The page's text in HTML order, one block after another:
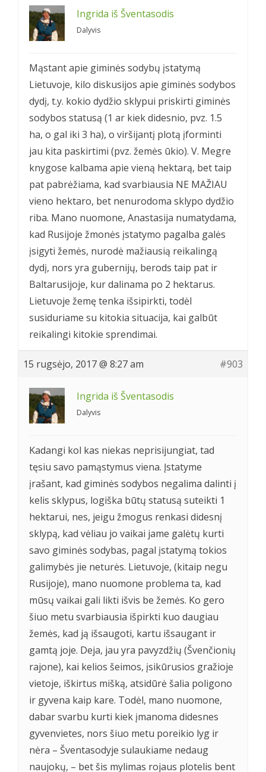
Ingrida iš Šventasodis
Dalyvis
Mąstant apie giminės sodybų įstatymą
Lietuvoje, kilo diskusijos apie giminės sodybos
dydį, t.y. kokio dydžio sklypui priskirti giminės
sodybos statusą (1 ar kiek didesnio, pvz. 1.5
ha, o gal iki 3 ha), o viršijantį plotą įforminti
jau kita paskirtimi (pvz. žemės ūkio). V. Megre
knygose kalbama apie vieną hektarą, bet taip
pat pabrėžiama, kad svarbiausia NE MAŽIAU
vieno hektaro, bet nenurodoma sklypo dydžio
riba. Mano nuomone, Anastasija numatydama,
kad Rusijoje žmonės įstatymo pagalba galės
įsigyti žemės, nurodė mažiausią reikalingą
dydį, nors yra gubernijų, berods taip pat ir
Baltarusijoje, kur dalinama po 2 hektarus.
Lietuvoje žemę tenka išsipirkti, todėl
susiduriame su kitokia situacija, kai galbūt
reikalingi kitokie sprendimai.
15 rugsėjo, 2017 @ 8:27 am #903
Ingrida iš Šventasodis
Dalyvis
Kadangi kol kas niekas neprisijungiat, tad
tęsiu savo pamąstymus viena. Įstatyme
įrašant, kad giminės sodybos negalima dalinti į
kelis sklypus, logiška būtų statusą suteikti 1
hektarui, nes, jeigu žmogus renkasi didesnį
sklypą, kad vėliau jo vaikai jame galėtų kurti
savo giminės sodybas, pagal įstatymą tokios
galimybės jie neturės. Lietuvoje, (kitaip negu
Rusijoje), mano nuomone problema ta, kad
mūsų vaikai gali likti išvis be žemės. Ko gero
šiuo metu svarbiausia išpirkti kuo daugiau
žemės, kad ją išsaugoti, kartu išsaugant ir
gamtą joje. Deja, jau yra pavyzdžių (Švenčionių
rajone), kai kelios šeimos, įsikūrusios gražioje
vietoje, iškirtus mišką, atsidūrė šalia poligono
ir gyvena kaip kare. Todėl, mano nuomone,
dabar svarbu kurti kiek įmanoma didesnes
gyvenvietes, nors šiuo metu poreikio lyg ir
nėra – Šventasodyje sulaukiame nedaug
naujokų, – bet šis mylimas rojaus plotelis bent